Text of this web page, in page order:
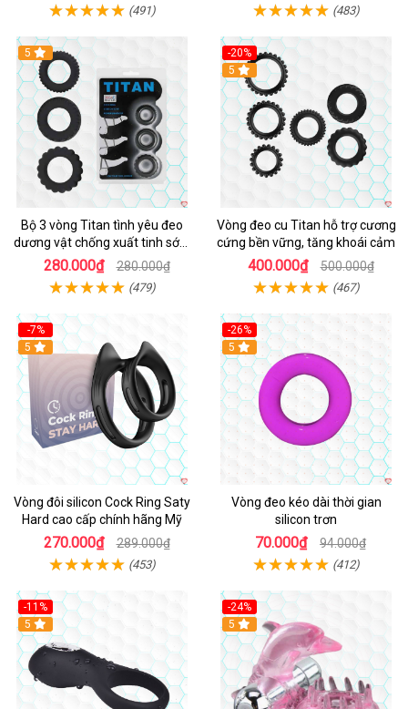
(491) (483)
5
Bộ 3 vòng Titan tình yêu đeo
dương vật chống xuất tinh sớm
chất liệu silicon y tế
280.000₫ 280.000₫
(479)
-20%
Hot
5
Vòng đeo cu Titan hỗ trợ cương
cứng bền vững, tăng khoái cảm
400.000₫ 500.000₫
(467)
-7%
5
Vòng đôi silicon Cock Ring Saty
Hard cao cấp chính hãng Mỹ
270.000₫ 289.000₫
(453)
-26%
5
Vòng đeo kéo dài thời gian
silicon trơn
70.000₫ 94.000₫
(412)
-11%
5
-24%
5